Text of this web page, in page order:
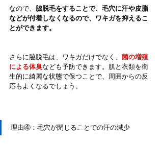
なので、 脇脱毛をすることで、毛穴に汗や皮脂
などが付着しなくなるので、ワキガを抑えるこ
とができます。
さらに脇脱毛は、ワキガだけでなく、 菌の増殖
による体臭なども予防できます。肌と衣類を衛
生的に綺麗な状態で保つことで、周囲からの反
応もよくなるでしょう。
理由④：毛穴が閉じることでの汗の減少